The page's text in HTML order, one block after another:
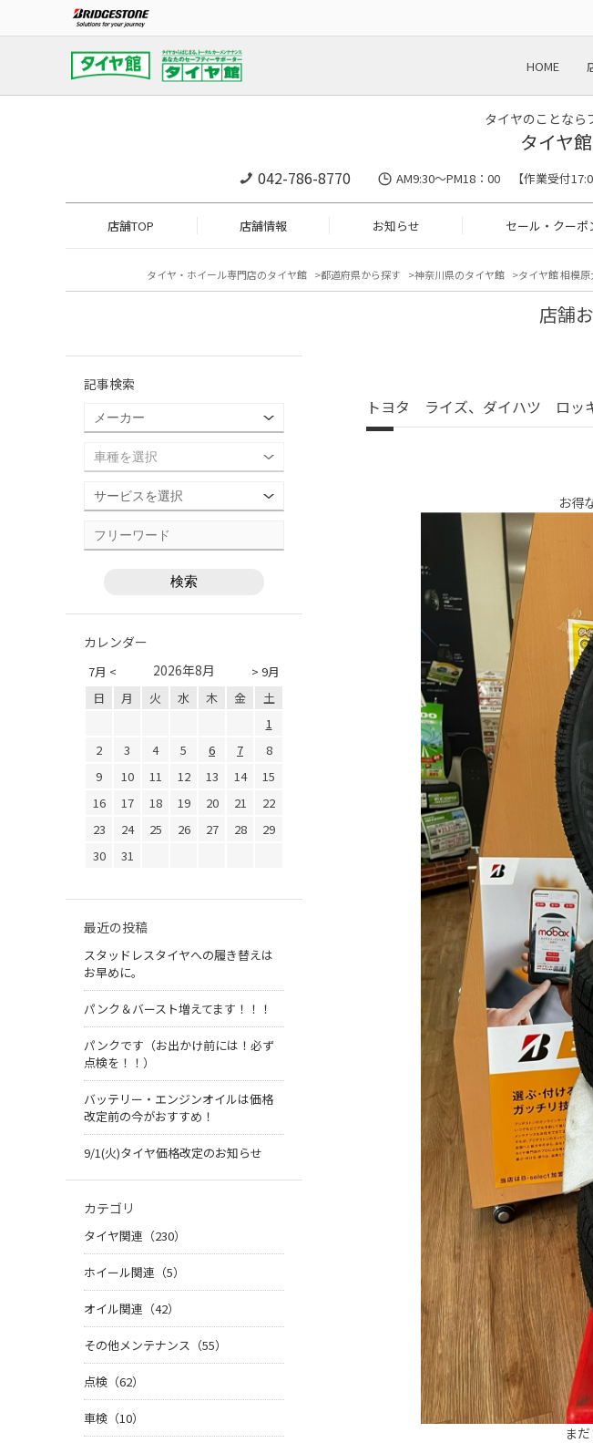
HOME
タイヤのことなら
タイヤ
042-786-8770 AM9:30～PM18：00 【作業受付
店舗TOP 店舗情報 お知らせ セール・クーポ
タイヤ・ホイール専門店のタイヤ館 都道府県から探す 神奈川県のタイヤ館 タイヤ館 相模
店舗
トヨタ ライズ、ダイハツ ロッ
お得
ま
記事検索
カレンダー
7月 < > 9月
2026年8月
日 月 火 水 木 金
土
1
2
3 4 5 6 7
8
9
10 11 12 13 14
15
16
17 18 19 20 21
22
23
24 25 26 27 28
29
30
31
最近の投稿
スタッドレスタイヤへの履き替えは
お早めに。
パンク＆バースト増えてます！！！
パンクです（お出かけ前には！必ず
点検を！！）
バッテリー・エンジンオイルは価格
改定前の今がおすすめ！
9/1(火)タイヤ価格改定のお知らせ
カテゴリ
タイヤ関連（230）
ホイール関連（5）
オイル関連（42）
その他メンテナンス（55）
点検（62）
車検（10）